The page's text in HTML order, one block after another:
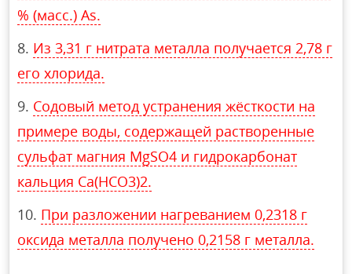
% (масс.) As.
Из 3,31 г нитрата металла получается 2,78 г
его хлорида.
Содовый метод устранения жёсткости на
примере воды, содержащей растворенные
сульфат магния MgSO4 и гидрокарбонат
кальция Ca(HCO3)2.
При разложении нагреванием 0,2318 г
оксида металла получено 0,2158 г металла.